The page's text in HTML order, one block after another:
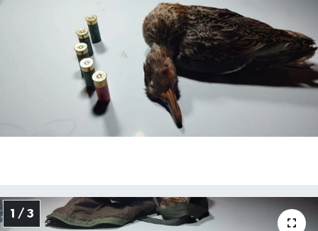
1 / 3
Sinema
Sivil Toplum
Siyaset
Spor
Turizm